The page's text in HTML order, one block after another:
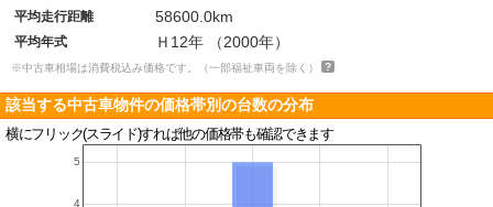
平均走行距離 58600.0km
平均年式 Ｈ12年 （2000年）
※中古車相場は消費税込み価格です。（一部福祉車両を除く）
該当する中古車物件の価格帯別の台数の分布
横にフリック(スライド)すれば他の価格帯も確認できます